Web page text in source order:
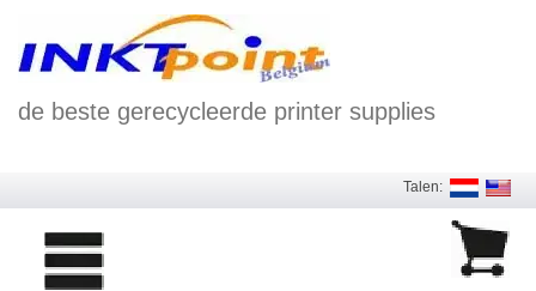
de beste gerecycleerde printer supplies
Talen: